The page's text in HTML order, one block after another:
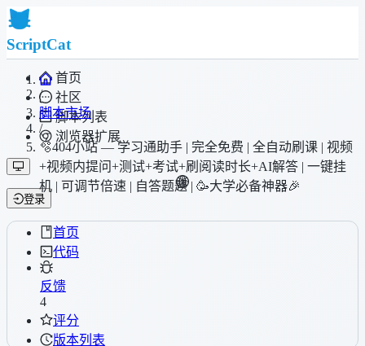
ScriptCat
首页
社区
脚本列表
浏览器扩展
登录
/
脚本市场
/
🫧404小站 — 学习通助手 | 完全免费 | 全自动刷课 | 视频
+视频内提问+测试+考试+刷阅读时长+AI解答 | 一键挂
机 | 可调节倍速 | 自答题题 | 🥳大学必备神器🎉
首页
代码
反馈
4
评分
版本列表